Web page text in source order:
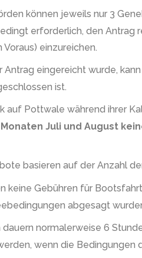
können jeweils nur 3
erforderlich, den Antrag
Voraus) einzureichen.
Antrag eingereicht wurde,
ist.
auf Pottwale während ihrer
Juli und August
basieren auf der Anzahl
keine Gebühren für
abgesagt
normalerweise 6
wenn die Bedingungen